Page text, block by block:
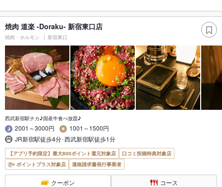
焼肉 道楽 -Doraku- 新宿東口店
焼肉・ホルモン 新宿東口
西武新宿駅チカ♪国産牛食べ放題♪
2001～3000円
1001～1500円
JR新宿駅徒歩4分･西武新宿駅徒歩1分
【アプリ予約限定】最大800ポイント還元対象店
口コミ投稿特典対象店
ポイントプラス対象店
適格請求書発行事業者
クーポン コース